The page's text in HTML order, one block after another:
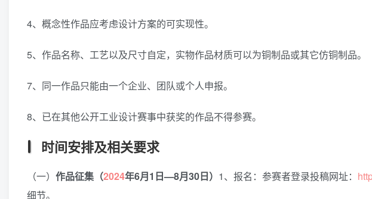
4、概念性作品应考虑设计方案的可实现性。
5、作品名称、工艺以及尺寸自定，实物作品材质可以为铜制品或其它仿铜制品。
7、同一作品只能由一个企业、团队或个人申报。
8、已在其他公开工业设计赛事中获奖的作品不得参赛。
时间安排及相关要求
（一） 作品征集（2024年6月1日—8月30日） 1、报名：参赛者登录投稿网址：
细节。